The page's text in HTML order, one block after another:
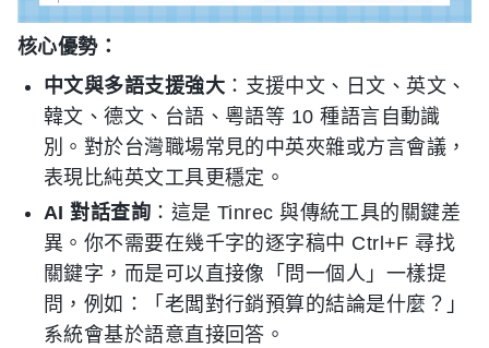
核心優勢：
中文與多語支援強大 ：支援中文、日文、英文、
韓文、德文、台語、粵語等 10 種語言自動識
別。對於台灣職場常見的中英夾雜或方言會議，
表現比純英文工具更穩定。
AI 對話查詢 ：這是 Tinrec 與傳統工具的關鍵差
異。你不需要在幾千字的逐字稿中 Ctrl+F 尋找
關鍵字，而是可以直接像「問一個人」一樣提
問，例如：「老闆對行銷預算的結論是什麼？」
系統會基於語意直接回答。